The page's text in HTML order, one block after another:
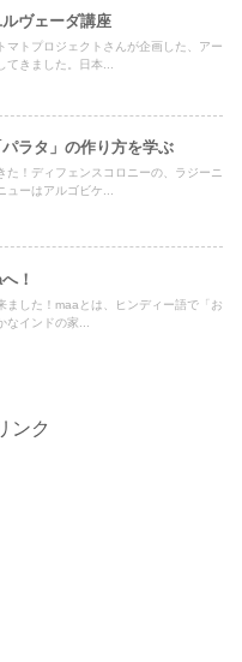
ヴェーダ講座
マトプロジェクトさんが企画した、アー
てきました。日本...
ラタ」の作り方を学ぶ
た！ディフェンスコロニーの、ラジーニ
ューはアルゴビケ...
！
ました！maaとは、ヒンディー語で「お
インドの家...
ンク